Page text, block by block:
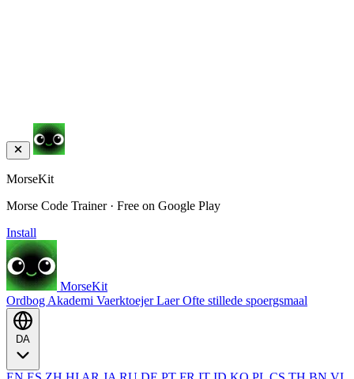
MorseKit
Morse Code Trainer · Free on Google Play
Install
MorseKit
Ordbog Akademi VaerktoejerLaerOfte stillede spoergsmaal